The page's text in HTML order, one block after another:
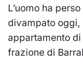
L’uomo ha
divampato oggi,
appartamento
frazione di